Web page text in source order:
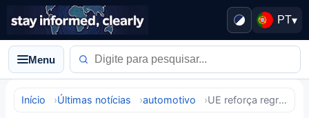
PT▾
Menu
Início Últimas notícias automotivo UE reforça regras de carta de condução para reduzir mortes no trânsito